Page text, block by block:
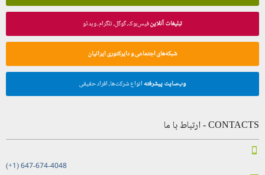
تبلیغات آنلاینفیس‌بوک، گوگل، تلگرام، ویدئو
شبکه‌های اجتماعی و دایرکتوری ایرانیان
وب‌سایت پیشرفته انواع شرکت‌ها، افراد حقیقی
CONTACTS - ارتباط با ما
(+1) 647-674-4048